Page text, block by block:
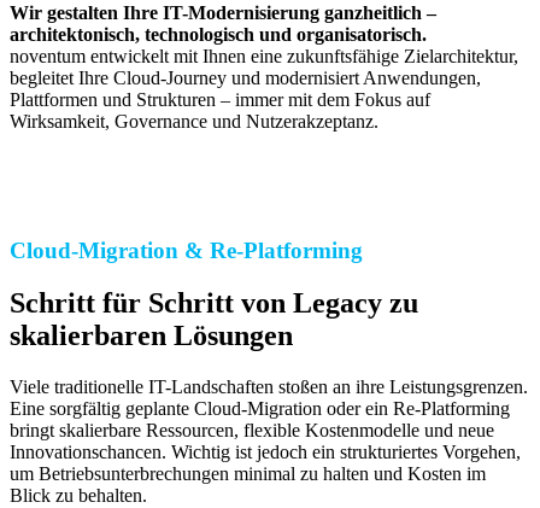
Wir gestalten Ihre IT-Modernisierung ganzheitlich –
architektonisch, technologisch und organisatorisch.
noventum entwickelt mit Ihnen eine zukunftsfähige Zielarchitektur,
begleitet Ihre Cloud-Journey und modernisiert Anwendungen,
Plattformen und Strukturen – immer mit dem Fokus auf
Wirksamkeit, Governance und Nutzerakzeptanz.
Cloud-Migration & Re-Platforming
Schritt für Schritt von Legacy zu
skalierbaren Lösungen
Viele traditionelle IT-Landschaften stoßen an ihre Leistungsgrenzen.
Eine sorgfältig geplante Cloud-Migration oder ein Re-Platforming
bringt skalierbare Ressourcen, flexible Kostenmodelle und neue
Innovationschancen. Wichtig ist jedoch ein strukturiertes Vorgehen,
um Betriebsunterbrechungen minimal zu halten und Kosten im
Blick zu behalten.